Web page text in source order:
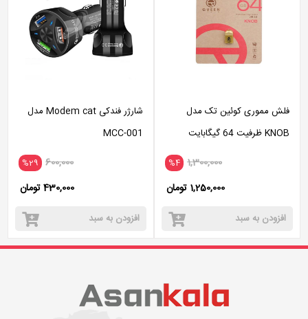
فلش مموری کوئین تک مدل
KNOB ظرفیت 64 گیگابایت
%4 1,300,000
1,250,000 تومان
افزودن به سبد
شارژر فندکی Modem cat مدل
MCC-001
%29 600,000
430,000 تومان
افزودن به سبد